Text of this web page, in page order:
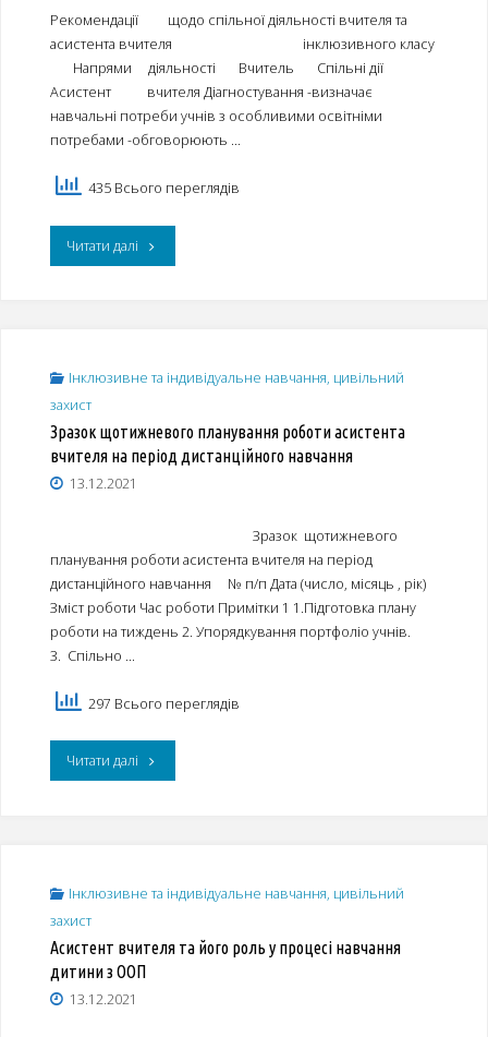
потребами
у
2024/2025
навчальному
Рекомендації щодо спільної діяльності вчителя та
асистента вчителя інклюзивного класу
Напрями діяльності Вчитель Спільні дії
Асистент вчителя Діагностування -визначає
навчальні потреби учнів з особливими освітніми
потребами -обговорюють …
435 Всього переглядів
Читати далі"Рекомендації
інклюзивного
класу"
Інклюзивне та індивідуальне навчання, цивільний
захист
Зразок щотижневого планування роботи асистента
вчителя на період дистанційного навчання
13.12.2021
Зразок щотижневого
планування роботи асистента вчителя на період
дистанційного навчання № п/п Дата (число, місяць , рік)
Зміст роботи Час роботи Примітки 1 1.Підготовка плану
роботи на тиждень 2. Упорядкування портфоліо учнів.
3. Спільно …
297 Всього переглядів
Читати далі"Зразок
вчителя
Інклюзивне та індивідуальне навчання, цивільний
захист
Асистент вчителя та його роль у процесі навчання
дитини з ООП
13.12.2021